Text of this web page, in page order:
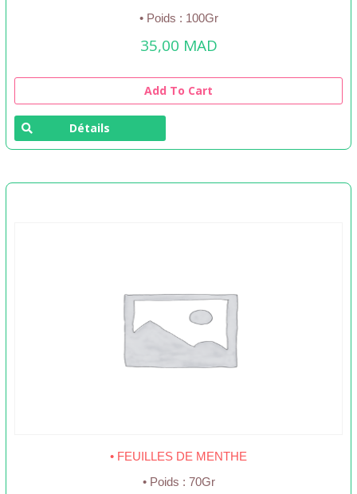
• Poids : 100Gr
35,00 MAD
Add To Cart
Détails
• FEUILLES DE MENTHE
• Poids : 70Gr